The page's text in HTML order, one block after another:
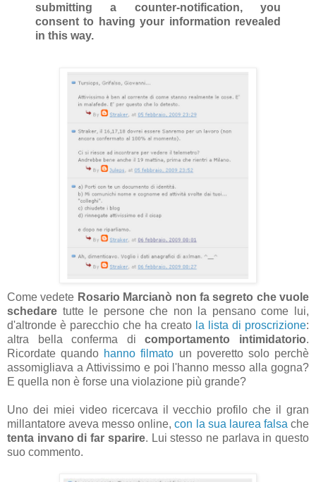
submitting a counter-notification, you
consent to having your information revealed
in this way.
Come vedete Rosario Marcianò non fa segreto che vuole
schedare tutte le persone che non la pensano come lui,
d'altronde è parecchio che ha creato la lista di proscrizione:
altra bella conferma dicomportamento intimidatorio.
Ricordate quando hanno filmato un poveretto solo perchè
assomigliava a Attivissimo e poi l'hanno messo alla gogna?
E quella non è forse una violazione più grande?
Uno dei miei video ricercava il vecchio profilo che il gran
millantatore aveva messo online,con la sua laurea falsache
tenta invano di far sparire. Lui stesso ne parlava in questo
suo commento.